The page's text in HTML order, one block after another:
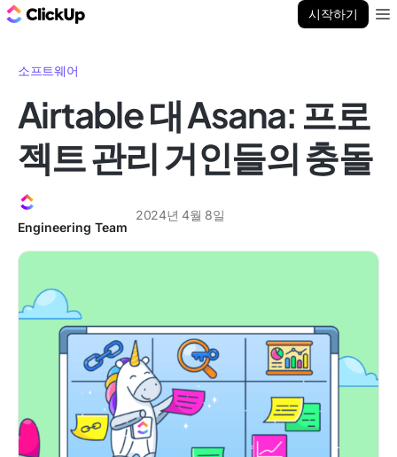
시작하기
소프트웨어
Airtable 대 Asana: 프로
젝트 관리 거인들의 충돌
Engineering Team
2024년 4월 8일